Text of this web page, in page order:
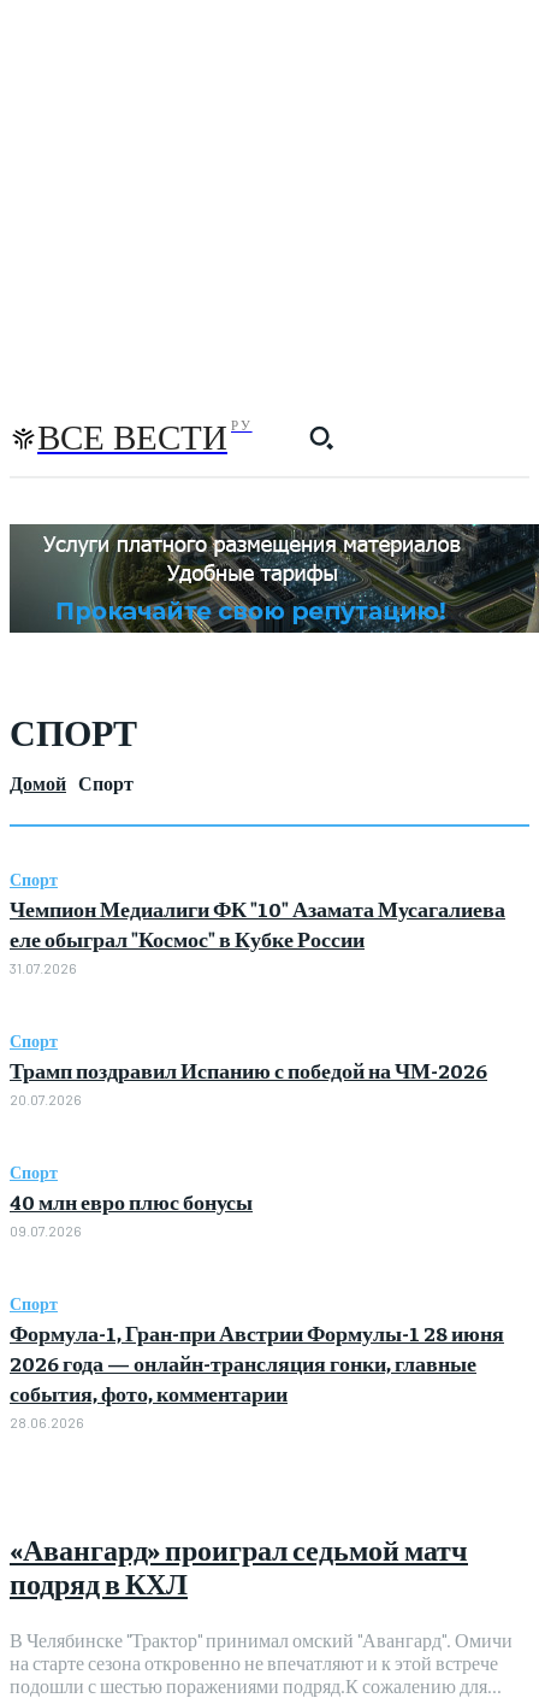
ВСЕ ВЕСТИ РУ
СПОРТ
Домой Спорт
Спорт
Чемпион Медиалиги ФК "10" Азамата Мусагалиева
еле обыграл "Космос" в Кубке России
31.07.2026
Спорт
Трамп поздравил Испанию с победой на ЧМ-2026
20.07.2026
Спорт
40 млн евро плюс бонусы
09.07.2026
Спорт
Формула-1, Гран-при Австрии Формулы-1 28 июня
2026 года — онлайн-трансляция гонки, главные
события, фото, комментарии
28.06.2026
«Авангард» проиграл седьмой матч
подряд в КХЛ
В Челябинске "Трактор" принимал омский "Авангард". Омичи
на старте сезона откровенно не впечатляют и к этой встрече
подошли с шестью поражениями подряд.К сожалению для...